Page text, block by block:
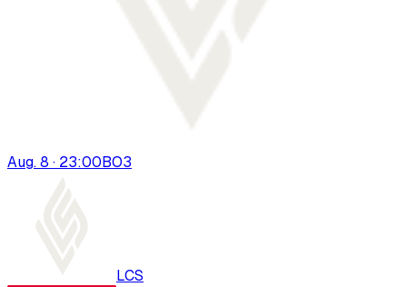
Aug. 8 · 23:00BO3
LCS